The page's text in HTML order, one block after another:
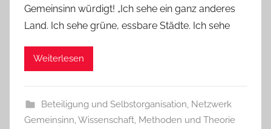
Gemeinsinn würdigt! „Ich sehe ein ganz anderes
Land. Ich sehe grüne, essbare Städte. Ich sehe
Weiterlesen
Beteiligung und Selbstorganisation, Netzwerk
Gemeinsinn,Wissenschaft, Methoden und Theorie